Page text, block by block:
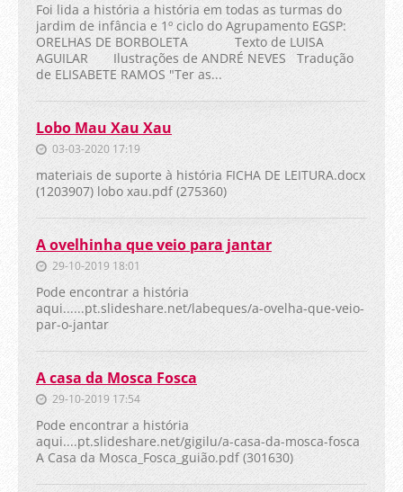
Foi lida a história a história em todas as turmas do
jardim de infância e 1º ciclo do Agrupamento EGSP:
ORELHAS DE BORBOLETA Texto de LUISA
AGUILAR Ilustrações de ANDRÉ NEVES Tradução
de ELISABETE RAMOS "Ter as...
Lobo Mau Xau Xau
03-03-2020 17:19
materiais de suporte à história FICHA DE LEITURA.docx
(1203907) lobo xau.pdf (275360)
A ovelhinha que veio para jantar
29-10-2019 18:01
Pode encontrar a história
aqui......pt.slideshare.net/labeques/a-ovelha-que-veio-
par-o-jantar
A casa da Mosca Fosca
29-10-2019 17:54
Pode encontrar a história
aqui....pt.slideshare.net/gigilu/a-casa-da-mosca-fosca
A Casa da Mosca_Fosca_guião.pdf (301630)